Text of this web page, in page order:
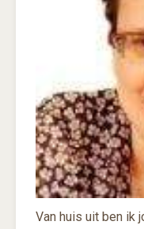
Van huis uit ben ik